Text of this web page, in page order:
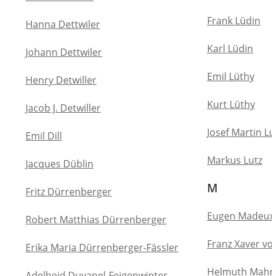
Hanna Dettwiler
Johann Dettwiler
Henry Detwiller
Jacob J. Detwiller
Emil Dill
Jacques Düblin
Fritz Dürrenberger
Robert Matthias Dürrenberger
Erika Maria Dürrenberger-Fässler
Frank Lüdin
Karl Lüdin
Emil Lüthy
Kurt Lüthy
Josef Martin
Markus Lutz
M
Eugen
Franz Xaver
Helmuth